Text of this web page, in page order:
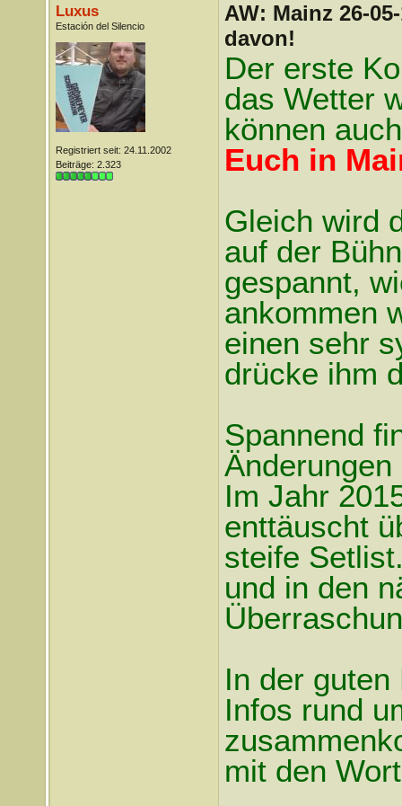
Luxus
Estación del Silencio
Registriert seit: 24.11.2002
Beiträge: 2.323
AW: Mainz 26-
davon!
Der erste
das Wetter
können
Euch in
Gleich wird
auf der
gespannt,
ankommen
einen sehr
drücke ihm
Spannend
Im Jahr
enttäuscht
steife
und in den
In der
Infos rund
mit den